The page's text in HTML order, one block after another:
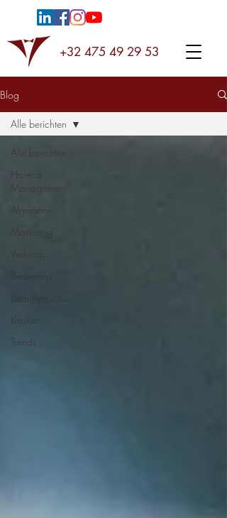
+32 475 49 29 53
Blog
Alle berichten
Horeca
Management
Algemeen
Marketing
Verkoop
Keuken
Trends
Alle berichten